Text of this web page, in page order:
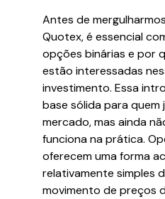
Antes de
Quotex, é essencial
opções binárias e por
estão interessadas
investimento. Essa
base sólida para quem
mercado, mas ainda
funciona na prática.
oferecem uma forma
relativamente simples
movimento de preços